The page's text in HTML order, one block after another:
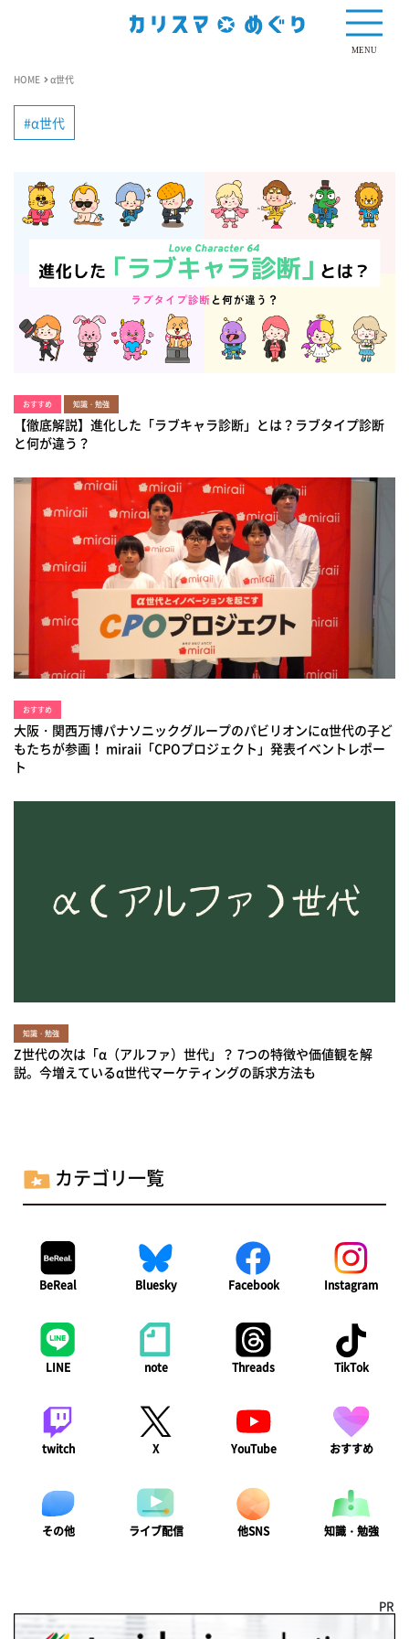
MENU
HOME α世代
α世代
おすすめ 知識・勉強
【徹底解説】進化した「ラブキャラ診断」とは？ラブタイプ診断
と何が違う？
おすすめ
大阪・関西万博パナソニックグループのパビリオンにα世代の子ど
もたちが参画！ miraii「CPOプロジェクト」発表イベントレポー
ト
知識・勉強
Z世代の次は「α（アルファ）世代」？ 7つの特徴や価値観を解
説。今増えているα世代マーケティングの訴求方法も
カテゴリ一覧
BeReal Bluesky Facebook Instagram
LINE note Threads TikTok
twitch X YouTube おすすめ
その他 ライブ配信 他SNS 知識・勉強
PR